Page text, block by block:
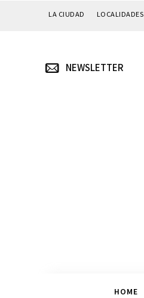
LA CIUDAD LOCALIDADES
NEWSLETTER
HOME